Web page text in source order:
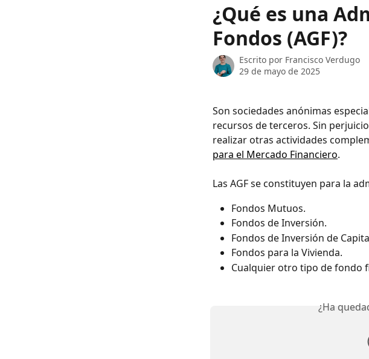
¿Qué es una
Fondos (AGF)?
Escrito por Francisco Verdugo
29 de mayo de 2025
Son sociedades anónimas
recursos de terceros. Sin
realizar otras actividades
para el Mercado Financiero.
Las AGF se constituyen para la
Fondos Mutuos.
Fondos de Inversión.
Fondos de Inversión de
Fondos para la Vivienda.
Cualquier otro tipo de fondo
¿Ha